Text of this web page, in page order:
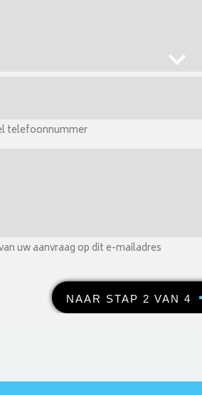
telefoonnummer
uw aanvraag op dit e-mailadres
NAAR STAP 2 VAN 4